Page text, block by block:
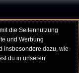
die Seitennutzung
und Werbung
insbesondere dazu, wie
du in unseren